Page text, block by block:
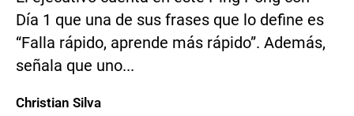
Día 1 que una de sus frases que lo define es
“Falla rápido, aprende más rápido”. Además,
señala que uno...
Christian Silva